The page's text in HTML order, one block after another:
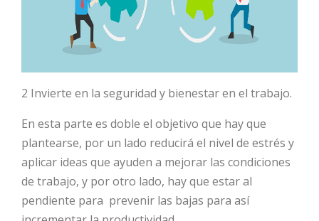
2 Invierte en la seguridad y bienestar en el trabajo.
En esta parte es doble el objetivo que hay que
plantearse, por un lado reducirá el nivel de estrés y
aplicar ideas que ayuden a mejorar las condiciones
de trabajo, y por otro lado, hay que estar al
pendiente para prevenir las bajas para así